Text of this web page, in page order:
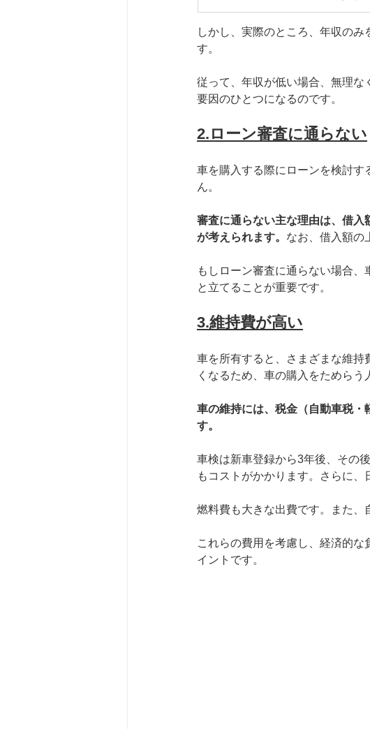
しかし、実際のところ、年収の
す。
従って、年収が低い場合、無理
要因のひとつになるのです。
2.ローン審査に通らない
車を購入する際にローンを検討
ん。
審査に通らない主な理由は、借
が考えられます。 なお、借入額の
もしローン審査に通らない場合
と立てることが重要です。
3.維持費が高い
車を所有すると、さまざまな維持
くなるため、車の購入をためらう
車の維持には、税金（自動車税
す。
車検は新車登録から3年後、その
もコストがかかります。さらに、
燃料費も大きな出費です。また、
これらの費用を考慮し、経済的
イントです。